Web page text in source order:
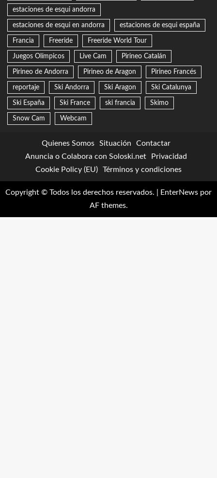
estaciones de esqui andorra
estaciones de esqui en andorra estaciones de esqui españa
Francia Freeride Freeride World Tour
Juegos Olímpicos Live Cam Pirineo Catalán
Pirineo de Andorra Pirineo de Aragon Pirineo Francés
reportaje Ski Andorra Ski Aragon Ski Catalunya
Ski España Ski France ski francia Skimo
Snow Cam Webcam
Quienes Somos Situación
Contactar
Anuncia o Colabora con Soloski.net
Privacidad
Cookie Policy (EU)
Términos y condiciones
Copyright © Todos los derechos reservados. EnterNews por
AF themes.